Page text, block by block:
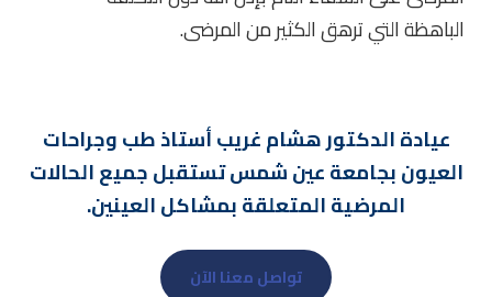
الباهظة التي ترهق الكثير من المرضى.
عيادة الدكتور هشام غريب أستاذ طب وجراحات
العيون بجامعة عين شمس تستقبل جميع الحالات
المرضية المتعلقة بمشاكل العينين.
تواصل معنا الآن